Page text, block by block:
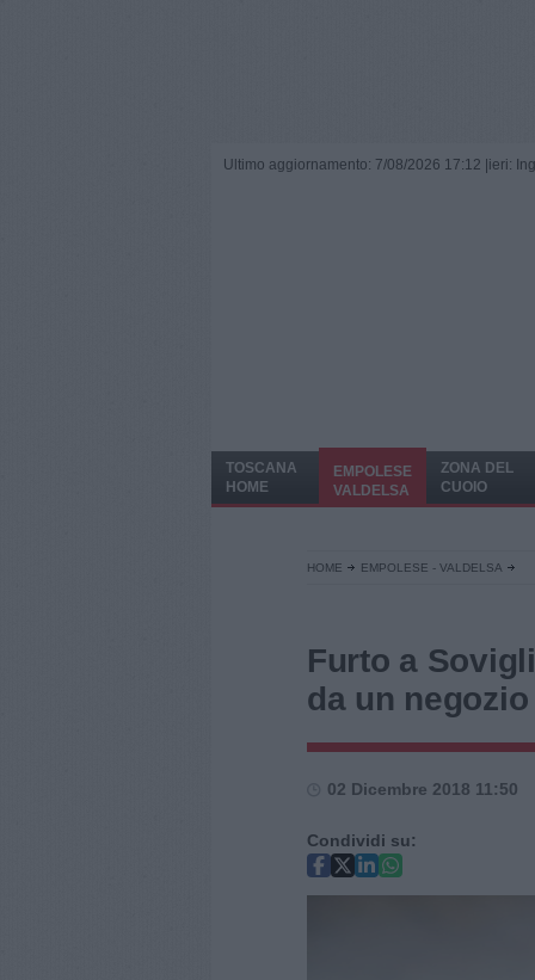
Ultimo aggiornamento: 7/08/2026 17:12 | ieri:
TOSCANA
HOME
EMPOLESE
VALDELSA
ZONA DEL
CUOIO
HOME EMPOLESE - VALDELSA
Furto a
da un negozio
02 Dicembre 2018 11:50
Condividi su: